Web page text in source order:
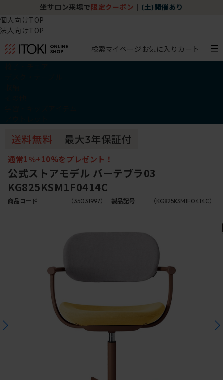
坐サロン来場で 限定クーポン (土)開催あり
個人向けTOP
法人向けTOP
検索マイページ お気に入り カート
通常1％+10%をプレゼント！
公式ストアモデル バーテブラ03
KG825KSM1F0414C
商品コード （35031997） 製品記号 （KG825KSM1F0414C）